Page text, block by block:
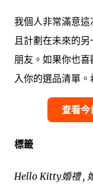
我個人非常滿意
且計劃在未來的
朋友。如果你也
入你的選品清單。
查看
標籤
Hello Kitty婚禮 ,